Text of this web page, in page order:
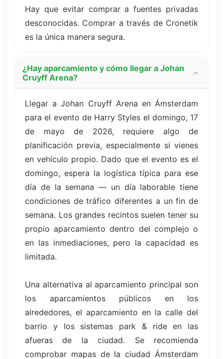
Hay que evitar comprar a fuentes privadas
desconocidas. Comprar a través de Cronetik
es la única manera segura.
¿Hay aparcamiento y cómo llegar a Johan
Cruyff Arena?
Llegar a Johan Cruyff Arena en Ámsterdam
para el evento de Harry Styles el domingo, 17
de mayo de 2026, requiere algo de
planificación previa, especialmente si vienes
en vehículo propio. Dado que el evento es el
domingo, espera la logística típica para ese
día de la semana — un día laborable tiene
condiciones de tráfico diferentes a un fin de
semana. Los grandes recintos suelen tener su
propio aparcamiento dentro del complejo o
en las inmediaciones, pero la capacidad es
limitada.
Una alternativa al aparcamiento principal son
los aparcamientos públicos en los
alrededores, el aparcamiento en la calle del
barrio y los sistemas park & ride en las
afueras de la ciudad. Se recomienda
comprobar mapas de la ciudad Ámsterdam